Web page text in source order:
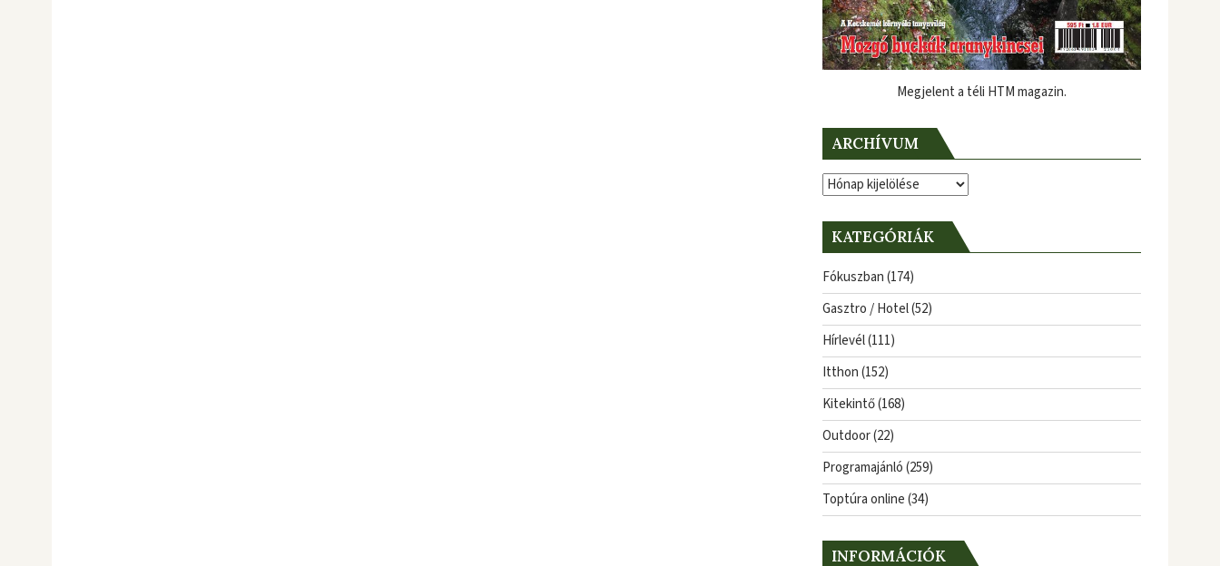
Megjelent a téli HTM magazin.
ARCHÍVUM
Archívum
KATEGÓRIÁK
Fókuszban(174)
Gasztro / Hotel(52)
Hírlevél(111)
Itthon(152)
Kitekintő(168)
Outdoor(22)
Programajánló(259)
Toptúra online(34)
INFORMÁCIÓK